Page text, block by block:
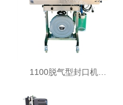
1100脱气型封口机…